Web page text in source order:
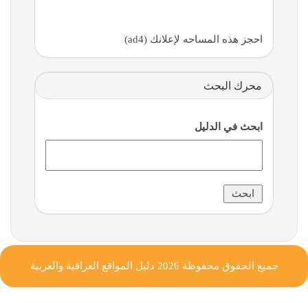
احجز هذه المساحه لإعلانك (ad4)
محرك البحث
ابحث في الدليل
جميع الحقوق محفوظة 2026 دليل المواقع العراقية والعربية